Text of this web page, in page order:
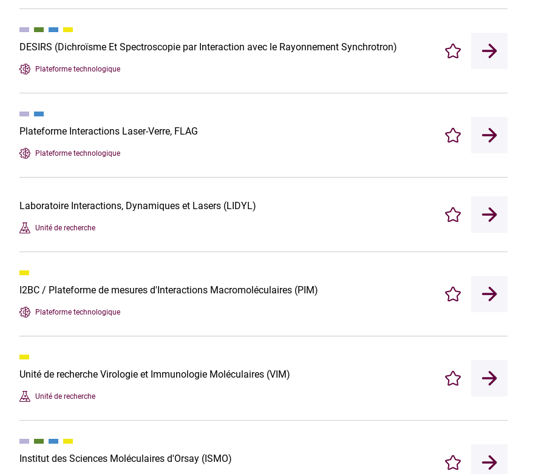
DESIRS (Dichroïsme Et Spectroscopie par Interaction avec le Rayonnement Synchrotron)
Plateforme technologique
Enregistrer
Plateforme Interactions Laser-Verre, FLAG
Plateforme technologique
Enregistrer
Laboratoire Interactions, Dynamiques et Lasers (LIDYL)
Unité de recherche
Enregistrer
I2BC / Plateforme de mesures d'Interactions Macromoléculaires (PIM)
Plateforme technologique
Enregistrer
Unité de recherche Virologie et Immunologie Moléculaires (VIM)
Unité de recherche
Enregistrer
Institut des Sciences Moléculaires d'Orsay (ISMO)
Enregistrer